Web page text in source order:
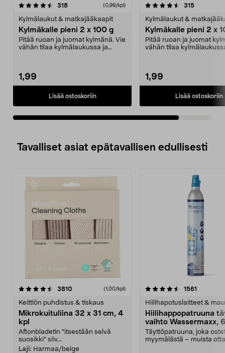
318arvostelut (0,99/kpl)
Kylmälaukut & matkajääkaapit
Kylmäkalle pieni 2 x 100 g
Pitää ruoan ja juomat kylmänä. Vie
vähän tilaa kylmälaukussa ja
1,99
Lisää ostoskoriin
4.5viidestä
315arvostelut
Kylmälaukut &
Kylmäkalle pieni 2 x
Pitää ruoan ja juomat
vähän tilaa
1,99
Lisää ostoskoriin
Tavalliset asiat epätavallisen edullisesti
3810arvostelut (1,00/kpl)
Keittiön puhdistus & tiskaus
Mikrokuituliina 32 x 31 cm, 4
kpl
Aftonbladetin "itsestään selvä
suosikki" siiv...
Laji: Harmaa/beige
4.5viidestä
1561
Hiilihapotuslaitteet &
Hiilihappopatruuna
vaihto Wassermaxx,
Täyttöpatruuna, joka
myymälästä – muista
4.5viidestä